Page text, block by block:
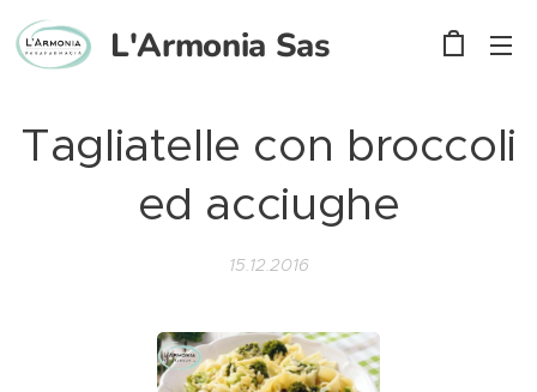
L'Armonia Sas
Tagliatelle con broccoli
ed acciughe
15.12.2016